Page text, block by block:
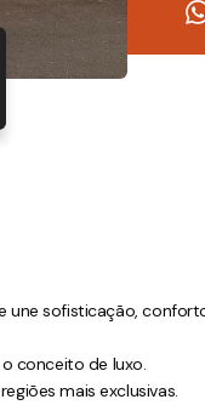
une sofisticação,
conceito de luxo.
mais exclusivas.